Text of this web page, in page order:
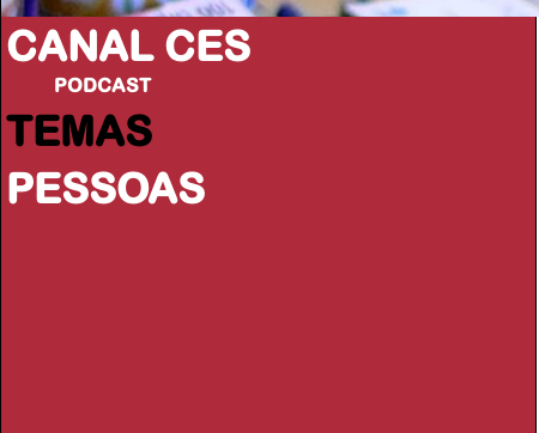
CANAL CES
PODCAST
TEMAS
PESSOAS